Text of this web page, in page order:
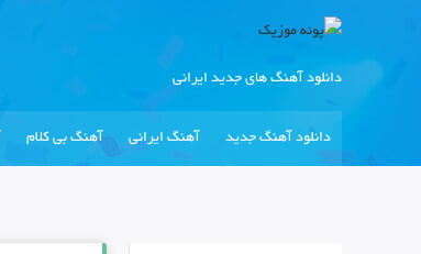
دانلود آهنگ های جدید ایرانی
دانلود آهنگ جدید آهنگ ایرانی آهنگ بی کلام